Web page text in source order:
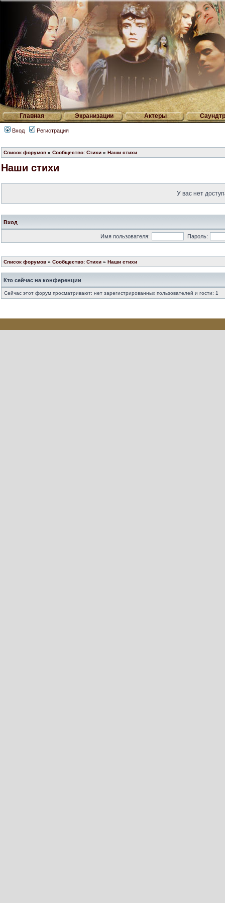
Главная Экранизации Актеры
Вход Регистрация
Список форумов » Сообщество: Стихи » Наши стихи
Наши стихи
У вас нет
Вход
Имя пользователя: Пароль:
Список форумов » Сообщество: Стихи » Наши стихи
Кто сейчас на конференции
Сейчас этот форум просматривают: нет зарегистрированных пользователей и гости: 1